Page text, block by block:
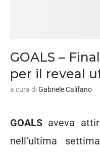
GOALS –
per il reveal
a cura diGabriele Califano
GOALS aveva
nell’ultima